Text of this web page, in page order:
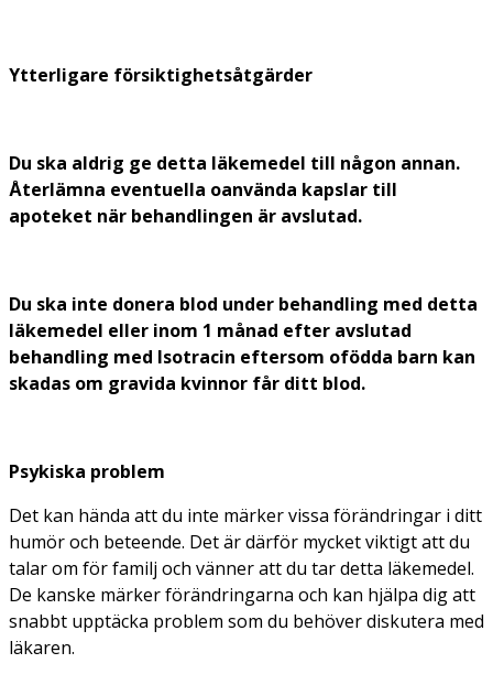
Ytterligare försiktighetsåtgärder
Du ska aldrig ge detta läkemedel till någon annan.
Återlämna eventuella oanvända kapslar till
apoteket när behandlingen är avslutad.
Du ska inte donera blod under behandling med detta
läkemedel eller inom 1 månad efter avslutad
behandling med Isotracin eftersom ofödda barn kan
skadas om gravida kvinnor får ditt blod.
Psykiska problem
Det kan hända att du inte märker vissa förändringar i ditt
humör och beteende. Det är därför mycket viktigt att du
talar om för familj och vänner att du tar detta läkemedel.
De kanske märker förändringarna och kan hjälpa dig att
snabbt upptäcka problem som du behöver diskutera med
läkaren.